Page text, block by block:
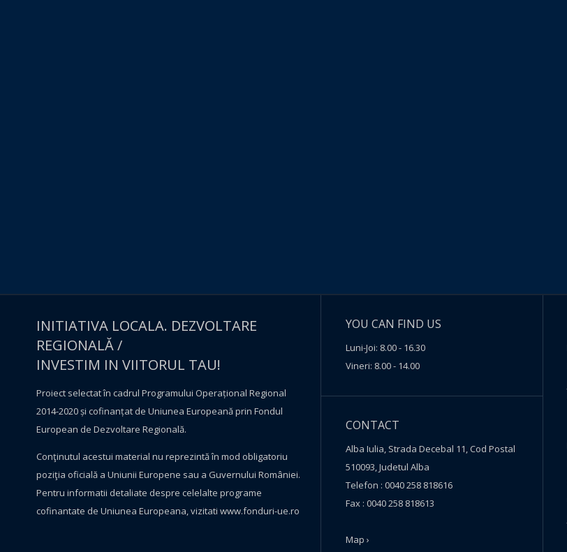
INITIATIVA LOCALA. DEZVOLTARE
REGIONALĂ /
INVESTIM IN VIITORUL TAU!
Proiect selectat în cadrul Programului Operațional Regional
2014-2020 și cofinanțat de Uniunea Europeană prin Fondul
European de Dezvoltare Regională.
Conţinutul acestui material nu reprezintă în mod obligatoriu
poziţia oficială a Uniunii Europene sau a Guvernului României.
Pentru informatii detaliate despre celelalte programe
cofinantate de Uniunea Europeana, vizitati www.fonduri-ue.ro
YOU CAN FIND US
Luni-Joi: 8.00 - 16.30
Vineri: 8.00 - 14.00
CONTACT
Alba Iulia, Strada Decebal 11, Cod Postal
510093, Judetul Alba
Telefon : 0040 258 818616
Fax : 0040 258 818613
Map ›